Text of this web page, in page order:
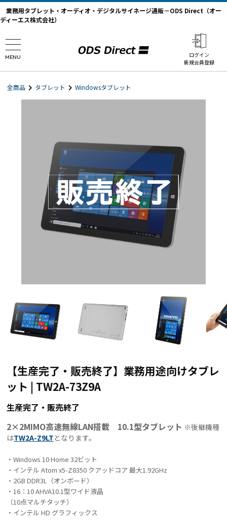
業務用タブレット・オーディオ・デジタルサイネージ通販－ODS Direct（オー
ディーエス株式会社）
MENU
ログイン
新規会員登録
全商品 タブレット Windowsタブレット
【生産完了・販売終了】業務用途向けタブレ
ット | TW2A-73Z9A
生産完了・販売終了
2×2MIMO高速無線LAN搭載 10.1型タブレット ※後継機種
はTW2A-Z9LT となります。
・Windows 10 Home 32ビット
・インテル Atom x5-Z8350 クアッドコア 最大1.92GHz
・2GB DDR3L（オンボード）
・16：10 AHVA10.1型ワイド液晶
（10点マルチタッチ）
・インテル HD グラフィックス